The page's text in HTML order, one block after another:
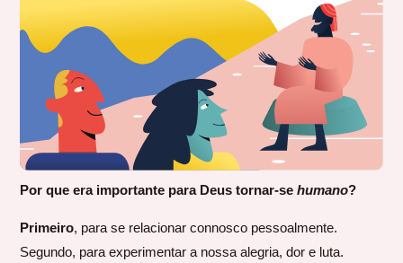
Por que era importante para Deus tornar-sehumano?
Primeiro, para se relacionar connosco pessoalmente.
Segundo, para experimentar a nossa alegria, dor e luta.